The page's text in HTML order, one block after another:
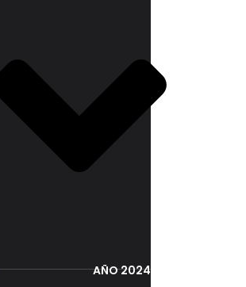
AÑO 2024